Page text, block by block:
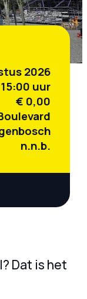
Dat is het
2026
15:00 uur
€ 0,00
n.n.b.